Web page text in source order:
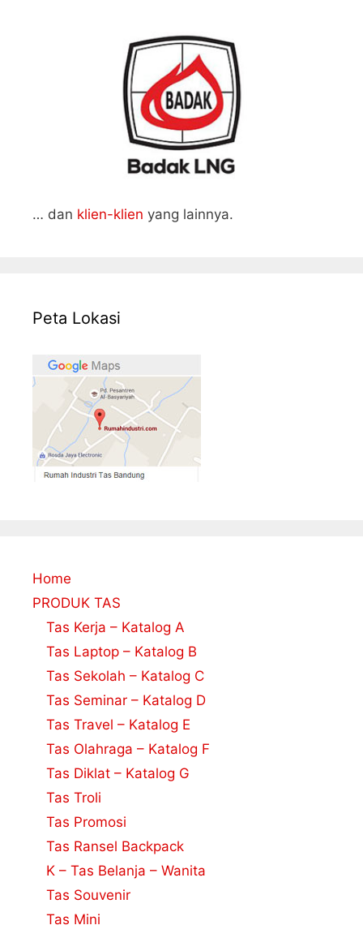
… dan klien-klien yang lainnya.
Peta Lokasi
Home
PRODUK TAS
Tas Kerja – Katalog A
Tas Laptop – Katalog B
Tas Sekolah – Katalog C
Tas Seminar – Katalog D
Tas Travel – Katalog E
Tas Olahraga – Katalog F
Tas Diklat – Katalog G
Tas Troli
Tas Promosi
Tas Ransel Backpack
K – Tas Belanja – Wanita
Tas Souvenir
Tas Mini